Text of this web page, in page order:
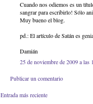
Cuando nos odiemos es un
sangrar para escribirlo! Sólo
Muy bueno el blog.
pd.: El artículo de Satán es
Damián
25 de noviembre de 2009 a las
Publicar un comentario
Entrada más reciente